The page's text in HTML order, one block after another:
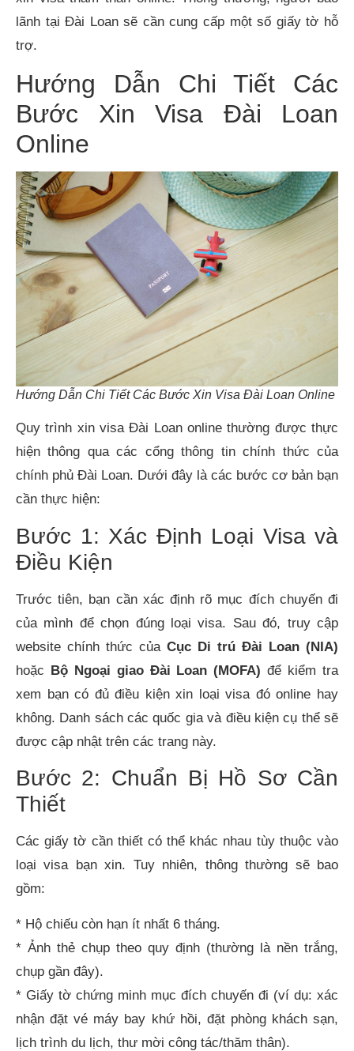
lãnh tại Đài Loan sẽ cần cung cấp một số giấy tờ hỗ
trợ.
Hướng Dẫn Chi Tiết Các
Bước Xin Visa Đài Loan
Online
Hướng Dẫn Chi Tiết Các Bước Xin Visa Đài Loan Online
Quy trình xin visa Đài Loan online thường được thực
hiện thông qua các cổng thông tin chính thức của
chính phủ Đài Loan. Dưới đây là các bước cơ bản bạn
cần thực hiện:
Bước 1: Xác Định Loại Visa và
Điều Kiện
Trước tiên, bạn cần xác định rõ mục đích chuyến đi
của mình để chọn đúng loại visa. Sau đó, truy cập
website chính thức của Cục Di trú Đài Loan (NIA)
hoặc Bộ Ngoại giao Đài Loan (MOFA) để kiểm tra
xem bạn có đủ điều kiện xin loại visa đó online hay
không. Danh sách các quốc gia và điều kiện cụ thể sẽ
được cập nhật trên các trang này.
Bước 2: Chuẩn Bị Hồ Sơ Cần
Thiết
Các giấy tờ cần thiết có thể khác nhau tùy thuộc vào
loại visa bạn xin. Tuy nhiên, thông thường sẽ bao
gồm:
* Hộ chiếu còn hạn ít nhất 6 tháng.
* Ảnh thẻ chụp theo quy định (thường là nền trắng,
chụp gần đây).
* Giấy tờ chứng minh mục đích chuyến đi (ví dụ: xác
nhận đặt vé máy bay khứ hồi, đặt phòng khách sạn,
lịch trình du lịch, thư mời công tác/thăm thân).